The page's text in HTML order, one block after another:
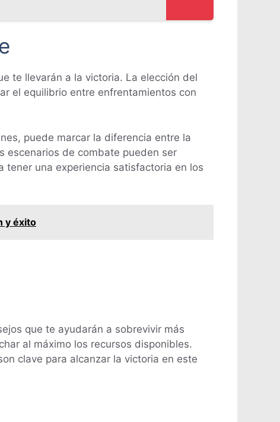
te llevarán a la victoria. La elección del
el equilibrio entre enfrentamientos con
puede marcar la diferencia entre la
escenarios de combate pueden ser
tener una experiencia satisfactoria en los
y éxito
que te ayudarán a sobrevivir más
al máximo los recursos disponibles.
clave para alcanzar la victoria en este